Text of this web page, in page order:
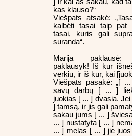
kas klauso?“
Viešpats atsakė:
kalbėti tasai taip pat
tasai, kuris gali
suranda“.
Marija paklausė:
paklausyk! Iš kur
verkiu, ir iš kur, kai
Viešpats pasakė: „[
savų darbų [ ... ]
juokias [ ... ] dvasia. Jei
] tamsą, ir jis gali
sakau jums [ ... ]
... ] nustatyta [ ... ]
... ] melas [ ... ] jie